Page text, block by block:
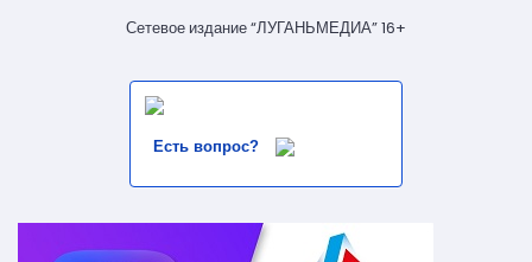
Сетевое издание “ЛУГАНЬМЕДИА” 16+
Есть вопрос?